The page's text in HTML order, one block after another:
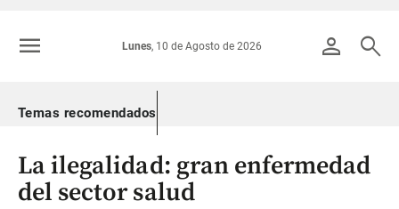
Colombia
person search
Lunes, 10 de Agosto de 2026
menu
Temas recomendados
La ilegalidad: gran enfermedad
del sector salud